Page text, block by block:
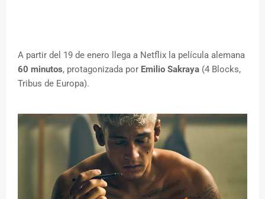
A partir del 19 de enero llega a Netflix la película alemana
60 minutos, protagonizada por Emilio Sakraya (4 Blocks,
Tribus de Europa).